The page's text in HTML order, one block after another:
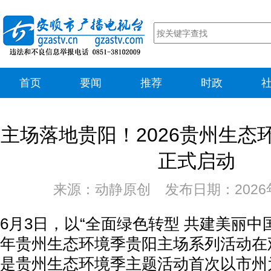
首页 要闻 推荐 时政
主场落地贵阳！2026贵州生态
正式启动
来源：动静原创 发布日期：2026
6月3日，以“全面绿色转型 共建美丽中
年贵州生态环境季贵阳主场系列活动
是贵州生态环境季主题活动首次以市